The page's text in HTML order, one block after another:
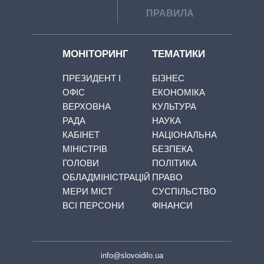
ПРАВИЛА
МОНІТОРИНГ
ПРЕЗИДЕНТ І
ОФІС
ВЕРХОВНА
РАДА
КАБІНЕТ
МІНІСТРІВ
ГОЛОВИ
ОБЛАДМІНІСТРАЦІЙ
МЕРИ МІСТ
ВСІ ПЕРСОНИ
ТЕМАТИКИ
БІЗНЕС
ЕКОНОМІКА
КУЛЬТУРА
НАУКА
НАЦІОНАЛЬНА
БЕЗПЕКА
ПОЛІТИКА
ПРАВО
СУСПІЛЬСТВО
ФІНАНСИ
info@slovoidilo.ua